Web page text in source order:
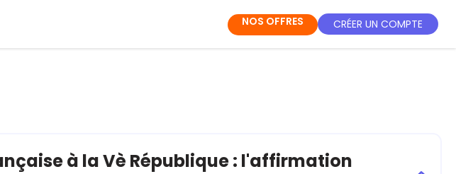
NOS OFFRES CRÉER UN COMPTE
à la Vè République : l'affirmation